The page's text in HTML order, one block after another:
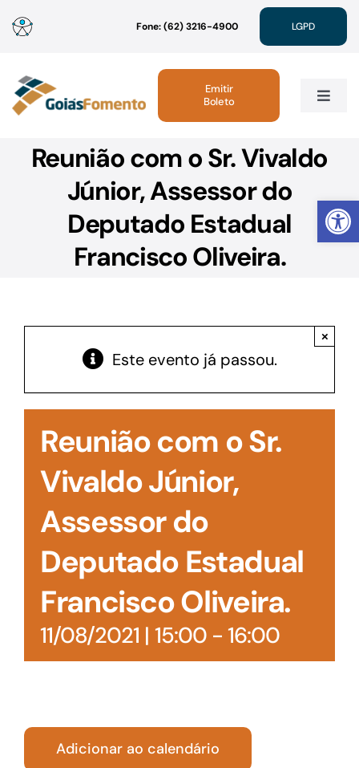
Abrir
para
conteúdo
Fone: (62) 3216-4900 LGPD
Toggle
Institucional
Atendimento
Acesso à Informação
Emitir
Boleto
Reunião com o Sr. Vivaldo
Júnior, Assessor do
Deputado Estadual
Francisco Oliveira.
Este evento já passou.
×
Reunião com o Sr.
Vivaldo Júnior,
Assessor do
Deputado Estadual
Francisco Oliveira.
11/08/2021 | 15:00- 16:00
Adicionar ao calendário